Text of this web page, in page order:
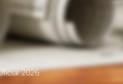
2026